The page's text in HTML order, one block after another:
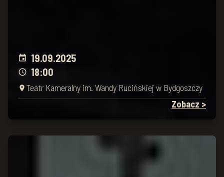
event 19.09.2025
schedule 18:00
place Teatr Kameralny im. Wandy Rucińskiej w Bydgoszczy
Zobacz >